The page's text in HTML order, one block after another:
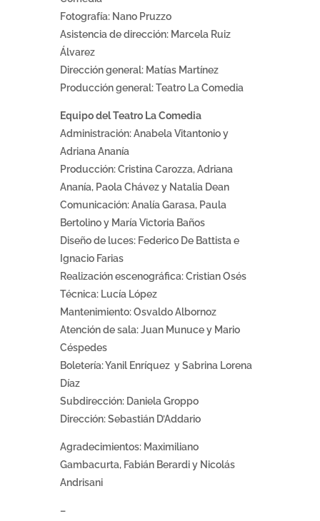
Fotografía: Nano Pruzzo
Asistencia de dirección: Marcela Ruiz
Álvarez
Dirección general: Matías Martínez
Producción general: Teatro La Comedia
Equipo del Teatro La Comedia
Administración: Anabela Vitantonio y
Adriana Ananía
Producción: Cristina Carozza, Adriana
Ananía, Paola Chávez y Natalia Dean
Comunicación: Analía Garasa, Paula
Bertolino y María Victoria Baños
Diseño de luces: Federico De Battista e
Ignacio Farias
Realización escenográfica: Cristian Osés
Técnica: Lucía López
Mantenimiento: Osvaldo Albornoz
Atención de sala: Juan Munuce y Mario
Céspedes
Boletería: Yanil Enríquez y Sabrina Lorena
Díaz
Subdirección: Daniela Groppo
Dirección: Sebastián D’Addario
Agradecimientos: Maximiliano
Gambacurta, Fabián Berardi y Nicolás
Andrisani
–